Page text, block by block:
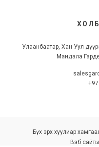
Улаанбаатар, Хан-Уул
Мандала
Бүх эрх хуулиар
Вэб сайт